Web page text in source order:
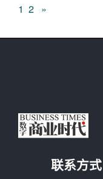
1 2 »
联系方式